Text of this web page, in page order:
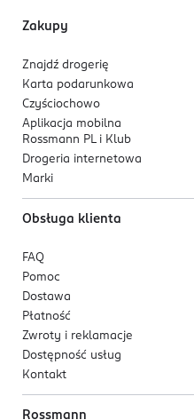
Zakupy
Znajdź drogerię
Karta podarunkowa
Czyściochowo
Aplikacja mobilna
Rossmann PL i Klub
Drogeria internetowa
Marki
Obsługa klienta
FAQ
Pomoc
Dostawa
Płatność
Zwroty i reklamacje
Dostępność usług
Kontakt
Rossmann